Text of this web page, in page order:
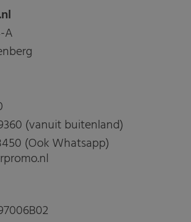
A
(vanuit buitenland)
(Ook Whatsapp)